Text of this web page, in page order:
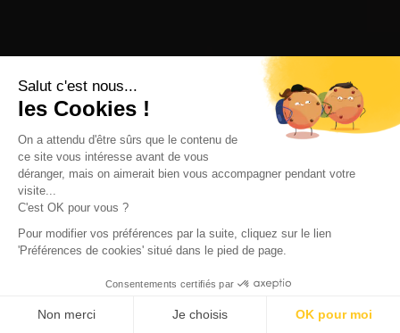
Salut c'est nous...
les Cookies !
On a attendu d'être sûrs que le contenu de
ce site vous intéresse avant de vous
déranger, mais on aimerait bien vous accompagner pendant votre
visite...
C'est OK pour vous ?
Pour modifier vos préférences par la suite, cliquez sur le lien
'Préférences de cookies' situé dans le pied de page.
Consentements certifiés par
Non merci Je choisis OK pour moi